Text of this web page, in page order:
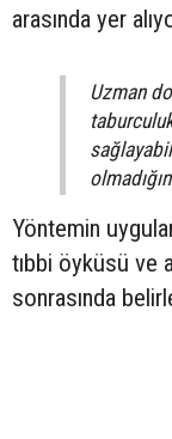
arasında yer
Uzman
Yöntemin
tıbbi öyküsü ve
sonrasında